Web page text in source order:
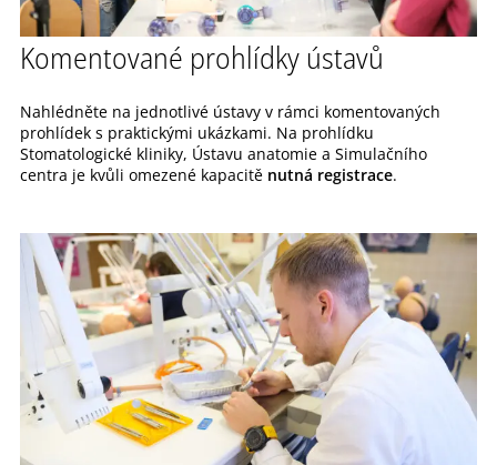
Komentované prohlídky ústavů
Nahlédněte na jednotlivé ústavy v rámci komentovaných
prohlídek s praktickými ukázkami. Na prohlídku
Stomatologické kliniky, Ústavu anatomie a Simulačního
centra je kvůli omezené kapacitě nutná registrace.